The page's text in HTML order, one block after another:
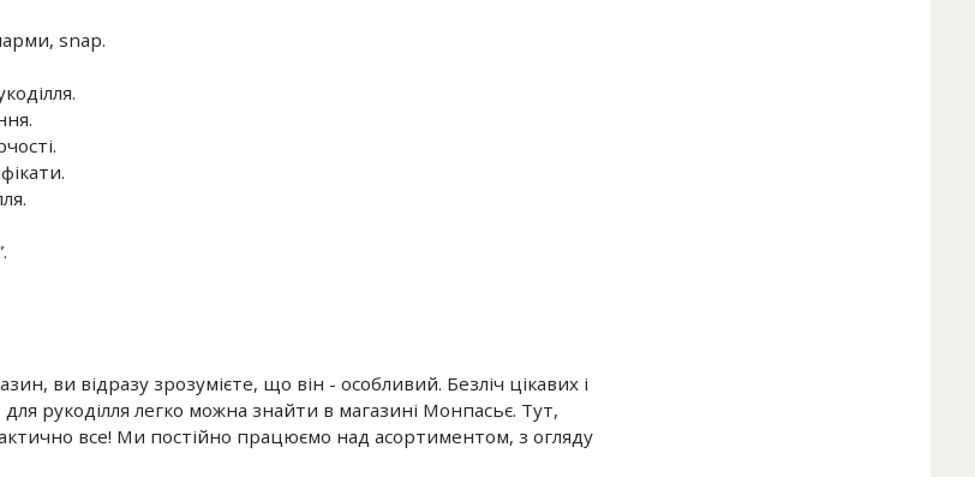
snap.
ви відразу зрозумієте, що він - особливий. Безліч цікавих і
для рукоділля легко можна знайти в магазині Монпасьє. Тут,
все! Ми постійно працюємо над асортиментом, з огляду